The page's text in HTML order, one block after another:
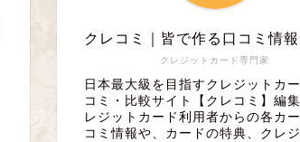
クレジットカード専門家
クレコミ｜皆で作る口コミ情報
日本最大級を目指すクレジットカ
コミ・比較サイト【クレコミ】編
レジットカード利用者からの各カ
コミ情報や、カードの特典、クレ